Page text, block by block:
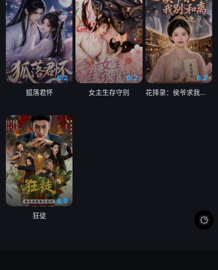
6.2
狐落君怀
0.2
女主生存守则
6.2
花择录：侯爷求我别和离
8.9
狂徒
